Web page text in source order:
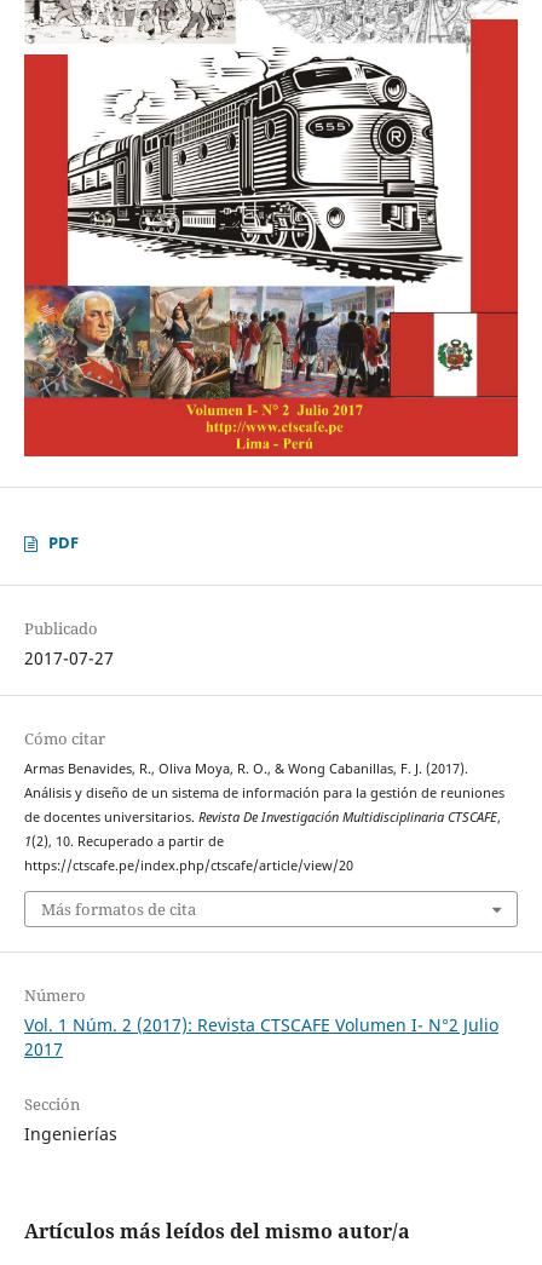
PDF
Publicado
2017-07-27
Cómo citar
Armas Benavides, R., Oliva Moya, R. O., & Wong Cabanillas, F. J. (2017).
Análisis y diseño de un sistema de información para la gestión de reuniones
de docentes universitarios. Revista De Investigación Multidisciplinaria CTSCAFE,
1(2), 10. Recuperado a partir de
https://ctscafe.pe/index.php/ctscafe/article/view/20
Más formatos de cita
Número
Vol. 1 Núm. 2 (2017): Revista CTSCAFE Volumen I- N°2 Julio
2017
Sección
Ingenierías
Artículos más leídos del mismo autor/a